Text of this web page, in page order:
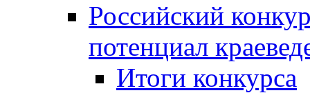
Российский
потенциал
Итоги конкурса